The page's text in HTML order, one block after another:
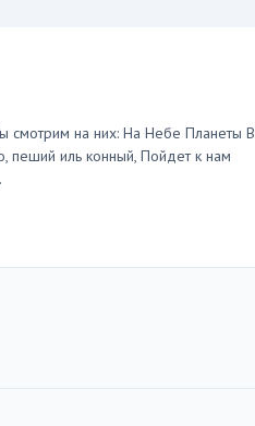
смотрим на них: На Небе Планеты В
пеший иль конный, Пойдет к нам